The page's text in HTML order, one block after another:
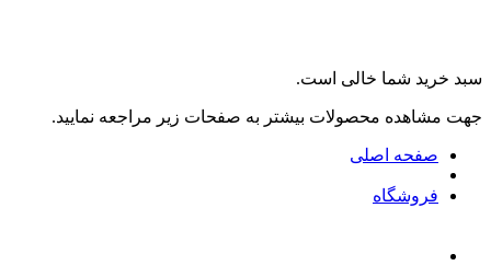
سبد خرید شما خالی است.
جهت مشاهده محصولات بیشتر به صفحات زیر مراجعه نمایید.
صفحه اصلی
فروشگاه